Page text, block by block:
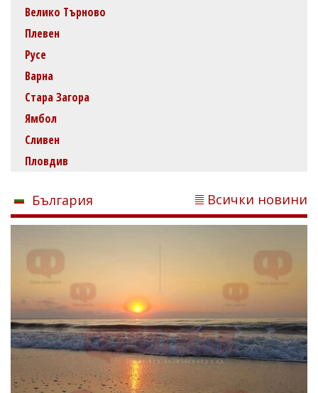
Велико Търново
Плевен
Русе
Варна
Стара Загора
Ямбол
Сливен
Пловдив
България Всички новини